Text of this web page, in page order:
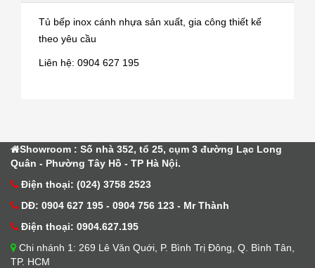
Tủ bếp inox cánh nhựa sản xuất, gia công thiết kế
theo yêu cầu
Liên hệ: 0904 627 195
Showroom : Số nhà 352, tổ 25, cụm 3 đường Lạc Long
Quân - Phường Tây Hồ - TP Hà Nội.
Điện thoại: (024) 3758 2523
DĐ: 0904 627 195 - 0904 756 123 - Mr Thành
Điện thoại: 0904.627.195
Chi nhánh 1: 269 Lê Văn Quới, P. Bình Trị Đông, Q. Bình Tân,
TP. HCM